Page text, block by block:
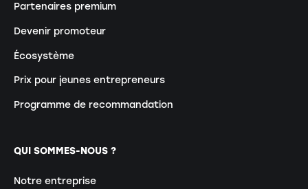
Partenaires premium
Devenir promoteur
Écosystème
Prix pour jeunes entrepreneurs
Programme de recommandation
QUI SOMMES-NOUS ?
Notre entreprise